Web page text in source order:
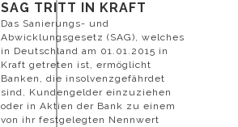
SAG TRITT IN KRAFT
Das Sanierungs- und
Abwicklungsgesetz (SAG), welches
in Deutschland am 01.01.2015 in
Kraft getreten ist, ermöglicht
Banken, die insolvenzgefährdet
sind, Kundengelder einzuziehen
oder in Aktien der Bank zu einem
von ihr festgelegten Nennwert